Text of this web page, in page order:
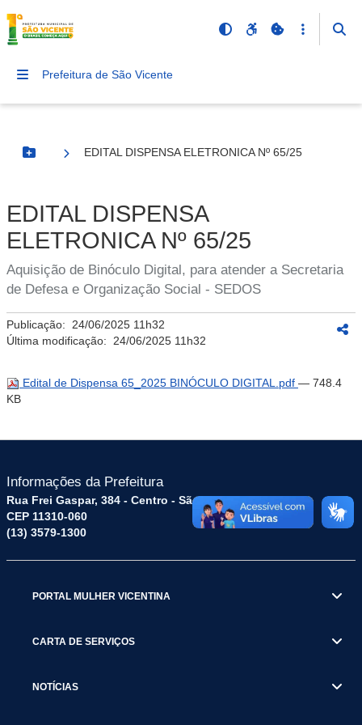
Prefeitura de São Vicente
Botão Menu
EDITAL DISPENSA ELETRONICA Nº 65/25
EDITAL DISPENSA
ELETRONICA Nº 65/25
Aquisição de Binóculo Digital, para atender a Secretaria
de Defesa e Organização Social - SEDOS
Publicação: 24/06/2025 11h32
Última modificação: 24/06/2025 11h32
Edital de Dispensa 65_2025 BINÓCULO DIGITAL.pdf — 748.4
KB
Informações da Prefeitura
Rua Frei Gaspar, 384 - Centro - São Vicente / SP
CEP 11310-060
(13) 3579-1300
PORTAL MULHER VICENTINA
CARTA DE SERVIÇOS
NOTÍCIAS